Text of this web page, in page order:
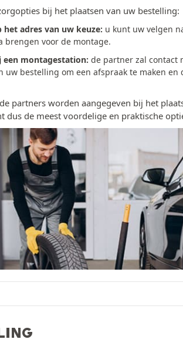
bij het plaatsen van uw bestelling:
het adres van uw keuze: u kunt uw velgen
brengen voor de montage.
een montagestation: de partner zal contact
uw bestelling om een afspraak te maken en
partners worden aangegeven bij het
dus de meest voordelige en praktische